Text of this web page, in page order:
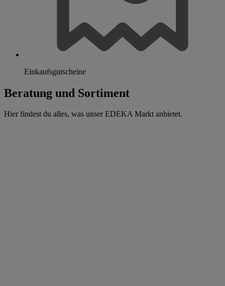
Einkaufsgutscheine
Beratung und Sortiment
Hier findest du alles, was unser EDEKA Markt anbietet.